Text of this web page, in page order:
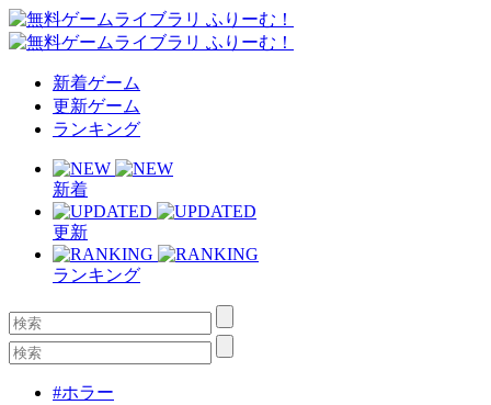
新着ゲーム
更新ゲーム
ランキング
新着
更新
ランキング
#ホラー